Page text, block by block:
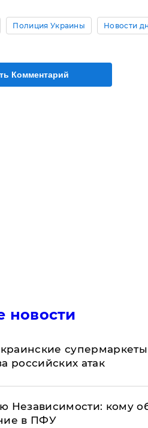
Полиция Украины Новости
Комментарий
новости
супермаркеты
российских атак
Независимости: кому
в ПФУ